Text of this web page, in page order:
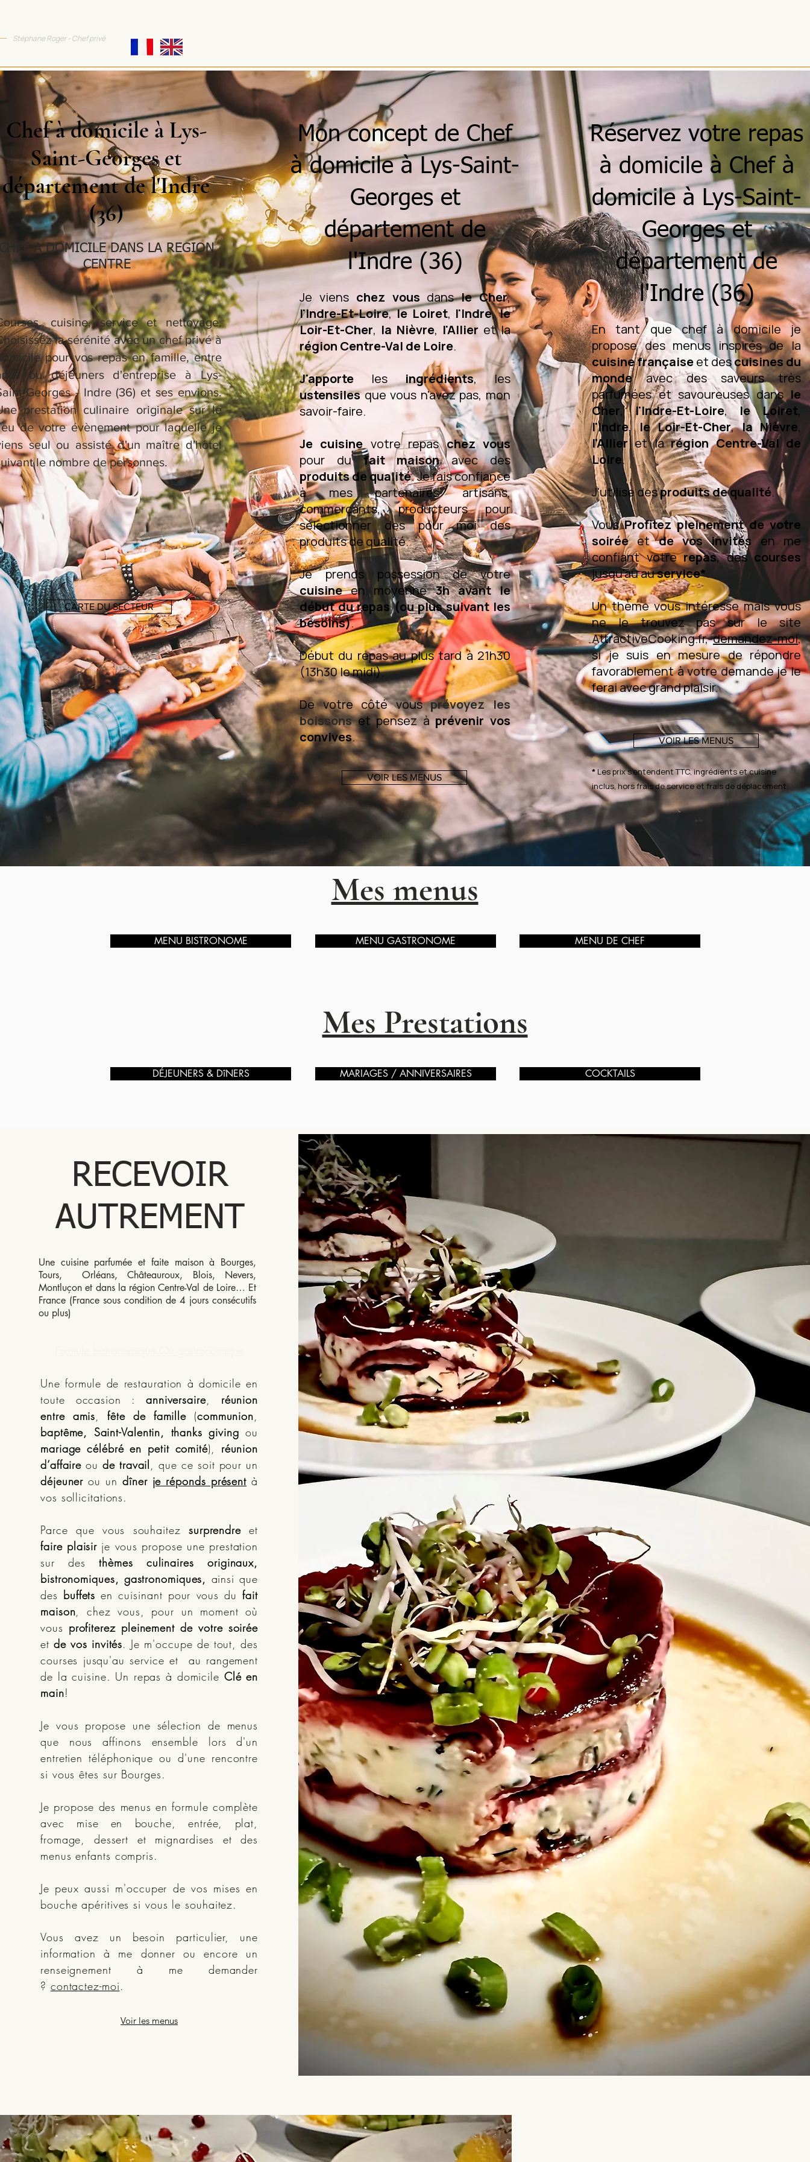
Stéphane Roger - Chef privé
Chef à domicile à Lys-
Saint-Georges et
département de l'Indre
(36)
A DOMICILE DANS LA REGION
CENTRE
cuisine, service et nettoyage.
la sérénité avec un chef privé à
pour vos repas en famille, entre
ou déjeuners d'entreprise à Lys-
Georges - Indre (36) et ses envions.
prestation culinaire originale sur le
de votre évènement pour laquelle je
seul ou assisté d'un maître d'hôtel
le nombre de personnes.
CARTE DU SECTEUR
Mon concept de Chef
à domicile à Lys-Saint-
Georges et
département de
l'Indre (36)
Je viens chez vous dansle Cher,
l'Indre-Et-Loire,le Loiret, l'Indre,le
Loir-Et-Cher, la Nièvre, l'Allier et la
région Centre-Val de Loire.
J'apporte lesingrédients, les
ustensilesque vous n'avez pas, mon
savoir-faire.
Je cuisinevotre repaschez vous
pour dufait maisonavec des
produits de qualité. Je fais confiance
à mes partenaires artisans,
commerçants, producteurs pour
sélectionner des pour moi des
produits de qualité.
Je prends possession de votre
cuisineen moyenne3h avant le
début du repas (ou plus suivant les
besoins).
Début du repas au plus tard à 21h30
(13h30 le midi).
De votre côté vousprévoyez les
boissonset pensez àprévenir vos
convives.
VOIR LES MENUS
Réservez votre repas
à domicile à Chef à
domicile à Lys-Saint-
Georges et
département de
l'Indre (36)
En tant que chef à domicile je
propose des menus inspirés de la
cuisine françaiseet descuisines du
mondeavec des saveurs très
parfumées et savoureuses dans le
Cher,l'Indre-Et-Loire, le Loiret,
l'Indre,le Loir-Et-Cher,la Nièvre,
l'Allieret larégion Centre-Val de
Loire.
J'utilise desproduits de qualité.
VousProfitez pleinement de votre
soiréeetde vos invitésen me
confiant votrerepas, descourses
jusqu'au auservice*.
Un thème vous intéresse mais vous
ne le trouvez pas sur le site
AttractiveCooking.fr,demandez-moi,
si je suis en mesure de répondre
favorablement à votre demande je le
ferai avec grand plaisir.
VOIR LES MENUS
*Les prix s'entendent TTC, ingrédients et cuisine
inclus, hors frais de service et frais de déplacement.
Mes menus
MENU BISTRONOME MENU GASTRONOME MENU DE CHEF
Mes Prestations
DÉJEUNERS & DîNERS MARIAGES / ANNIVERSAIRES COCKTAILS
RECEVOIR
AUTREMENT
Une cuisine parfumée et faite maison à Bourges,
Tours, Orléans, Châteauroux, Blois, Nevers,
Montluçon et dans la région Centre-Val de Loire… Et
France (France sous condition de 4 jours consécutifs
ou plus)
Une formule de restauration à domicile en
toute occasion : anniversaire, réunion
entre amis,fête de famille (communion,
baptême, Saint-Valentin, thanks givingou
mariage célébré en petit comité), réunion
d’affaireou de travail, que ce soit pour un
déjeunerou undîner je réponds présent à
vos sollicitations.
Parce que vous souhaitez surprendreet
faire plaisir je vous propose une prestation
sur desthèmes culinaires originaux,
bistronomiques, gastronomiques, ainsi que
des buffetsen cuisinant pour vous dufait
maison, chez vous, pour un moment où
vous profiterez pleinement de votre soirée
etde vos invités. Je m'occupe de tout, des
courses jusqu'au service et au rangement
de la cuisine. Un repas à domicile Clé en
main!
Je vous propose une sélection de menus
que nous affinons ensemble lors d'un
entretien téléphonique ou d'une rencontre
si vous êtes sur Bourges.
Je propose des menus en formule complète
avec mise en bouche, entrée, plat,
fromage, dessert et mignardises et des
menus enfants compris.
Je peux aussi m'occuper de vos mises en
bouche apéritives si vous le souhaitez.
Vous avez un besoin particulier, une
information à me donner ou encore un
renseignement à me demander
? contactez-moi.
Voir les menus